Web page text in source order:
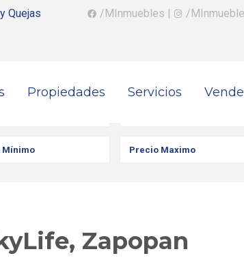
Quejas /MInmuebles | /
Propiedades Servicios
Zapopan